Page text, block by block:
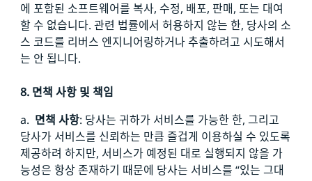
에 포함된 소프트웨어를 복사, 수정, 배포, 판매, 또는 대여
할 수 없습니다. 관련 법률에서 허용하지 않는 한, 당사의 소
스 코드를 리버스 엔지니어링하거나 추출하려고 시도해서
는 안 됩니다.
8. 면책 사항 및 책임
a. 면책 사항: 당사는 귀하가 서비스를 가능한 한, 그리고
당사가 서비스를 신뢰하는 만큼 즐겁게 이용하실 수 있도록
제공하려 하지만, 서비스가 예정된 대로 실행되지 않을 가
능성은 항상 존재하기 때문에 당사는 서비스를 “있는 그대